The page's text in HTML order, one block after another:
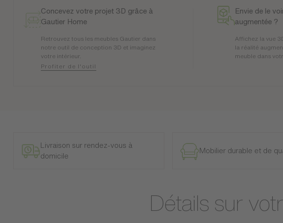
Concevez votre projet 3D grâce à
Gautier Home
Retrouvez tous les meubles Gautier dans
notre outil de conception 3D et imaginez
votre intérieur.
Profiter de l'outil
Envie de le
augmentée ?
Affichez la vue
la réalité
meuble dans
Livraison sur rendez-vous à
domicile
Mobilier durable et de
Détails sur